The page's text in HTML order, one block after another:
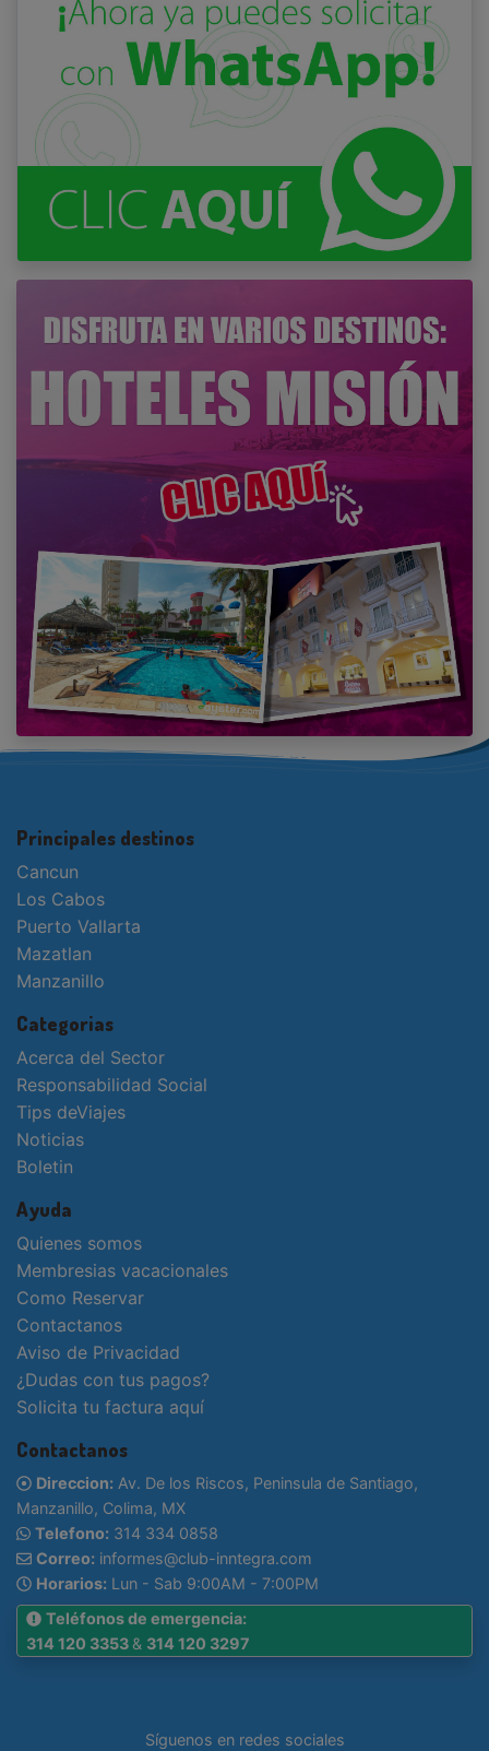
Principales destinos
Cancun
Los Cabos
Puerto Vallarta
Mazatlan
Manzanillo
Categorias
Acerca del Sector
Responsabilidad Social
Tips deViajes
Noticias
Boletin
Ayuda
Quienes somos
Membresias vacacionales
Como Reservar
Contactanos
Aviso de Privacidad
¿Dudas con tus pagos?
Solicita tu factura aquí
Contactanos
Direccion: Av. De los Riscos, Peninsula de Santiago,
Manzanillo, Colima, MX
Telefono: 314 334 0858
Correo: informes@club-inntegra.com
Horarios: Lun - Sab 9:00AM - 7:00PM
Teléfonos de emergencia:
314 120 3353 & 314 120 3297
Síguenos en redes sociales